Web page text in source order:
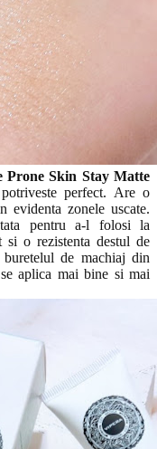
Prone Skin Stay Matte
perfect. Are o
evidenta zonele uscate.
pentru a-l folosi la
o rezistenta destul de
de machiaj din
aplica mai bine si mai